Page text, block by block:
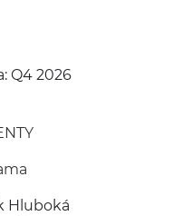
Q4 2026
Hluboká